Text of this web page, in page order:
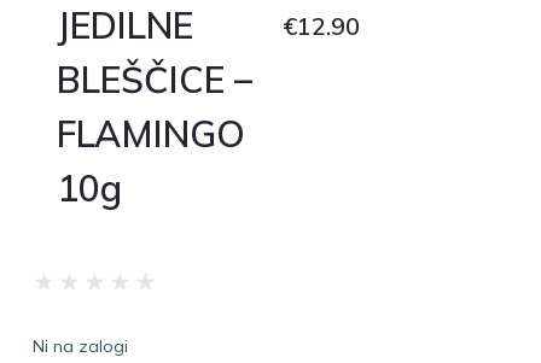
JEDILNE
BLEŠČICE –
FLAMINGO
10g
€12.90
★ ★ ★ ★ ★
Ni na zalogi